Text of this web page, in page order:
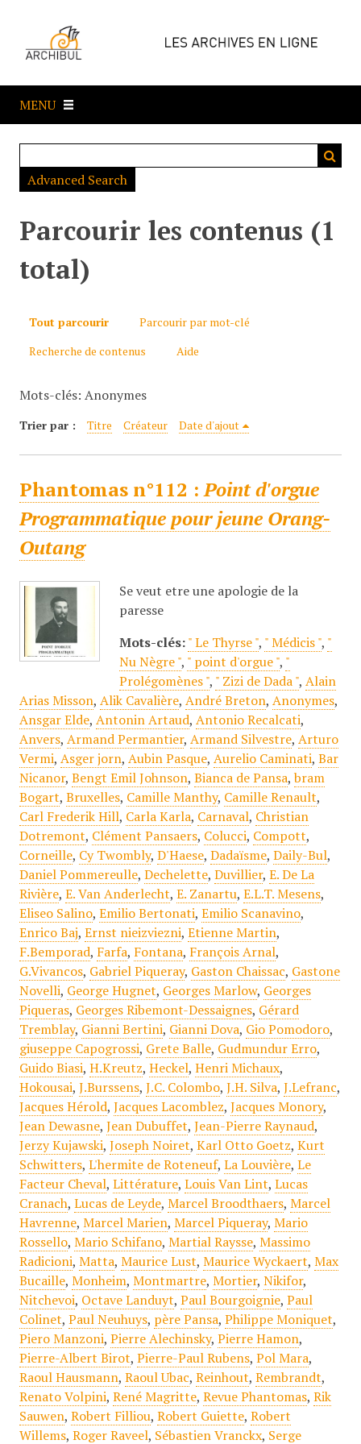
e
a
MENU
Advanced Search
Parcourir les contenus (1
total)
Tout parcourir
Parcourir par mot-clé
Recherche de contenus
Aide
Mots-clés: Anonymes
Trier par : Titre Créateur Date d'ajout
Phantomas n°112 :Point d'orgue
Programmatique pour jeune Orang-
Outang
Se veut etre une apologie de la
paresse
Mots-clés: " Le Thyrse ", " Médicis ", "
Nu Nègre ", " point d'orgue ", "
Prolégomènes ", " Zizi de Dada ", Alain
Arias Misson, Alik Cavalière, André Breton, Anonymes,
Ansgar Elde, Antonin Artaud, Antonio Recalcati,
Anvers, Armand Permantier, Armand Silvestre, Arturo
Vermi, Asger jorn, Aubin Pasque, Aurelio Caminati, Bar
Nicanor, Bengt Emil Johnson, Bianca de Pansa,bram
Bogart, Bruxelles, Camille Manthy, Camille Renault,
Carl Frederik Hill, Carla Karla, Carnaval, Christian
Dotremont, Clément Pansaers, Colucci, Compott,
Corneille, Cy Twombly, D'Haese, Dadaïsme, Daily-Bul,
Daniel Pommereulle, Dechelette, Duvillier, E. De La
Rivière, E. Van Anderlecht, E. Zanartu, E.L.T. Mesens,
Eliseo Salino, Emilio Bertonati, Emilio Scanavino,
Enrico Baj, Ernst nieizviezni, Etienne Martin,
F.Bemporad, Farfa, Fontana, François Arnal,
G.Vivancos, Gabriel Piqueray, Gaston Chaissac, Gastone
Novelli, George Hugnet, Georges Marlow, Georges
Piqueras, Georges Ribemont-Dessaignes, Gérard
Tremblay, Gianni Bertini, Gianni Dova, Gio Pomodoro,
giuseppe Capogrossi, Grete Balle, Gudmundur Erro,
Guido Biasi, H.Kreutz, Heckel, Henri Michaux,
Hokousai, J.Burssens, J.C. Colombo, J.H. Silva, J.Lefranc,
Jacques Hérold, Jacques Lacomblez, Jacques Monory,
Jean Dewasne, Jean Dubuffet, Jean-Pierre Raynaud,
Jerzy Kujawski, Joseph Noiret, Karl Otto Goetz, Kurt
Schwitters, L'hermite de Roteneuf, La Louvière, Le
Facteur Cheval, Littérature, Louis Van Lint, Lucas
Cranach, Lucas de Leyde, Marcel Broodthaers, Marcel
Havrenne, Marcel Marien, Marcel Piqueray, Mario
Rossello, Mario Schifano, Martial Raysse, Massimo
Radicioni, Matta, Maurice Lust, Maurice Wyckaert, Max
Bucaille, Monheim, Montmartre, Mortier, Nikifor,
Nitchevoi, Octave Landuyt, Paul Bourgoignie, Paul
Colinet, Paul Neuhuys, père Pansa, Philippe Moniquet,
Piero Manzoni, Pierre Alechinsky, Pierre Hamon,
Pierre-Albert Birot, Pierre-Paul Rubens, Pol Mara,
Raoul Hausmann, Raoul Ubac, Reinhout, Rembrandt,
Renato Volpini, René Magritte, Revue Phantomas, Rik
Sauwen, Robert Filliou, Robert Guiette, Robert
Willems, Roger Raveel, Sébastien Vranckx, Serge